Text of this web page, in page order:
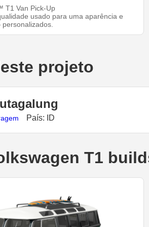
T1 Van Pick-Up
usado para uma aparência e
projeto
País: ID
T1